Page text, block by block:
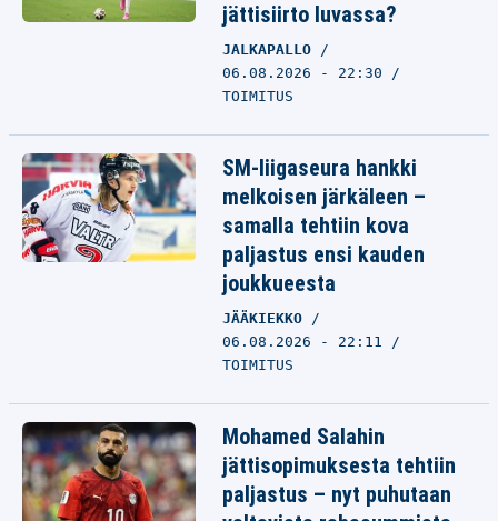
jättisiirto luvassa?
JALKAPALLO
06.08.2026 - 22:30
TOIMITUS
SM-liigaseura hankki
melkoisen järkäleen –
samalla tehtiin kova
paljastus ensi kauden
joukkueesta
JÄÄKIEKKO
06.08.2026 - 22:11
TOIMITUS
Mohamed Salahin
jättisopimuksesta tehtiin
paljastus – nyt puhutaan